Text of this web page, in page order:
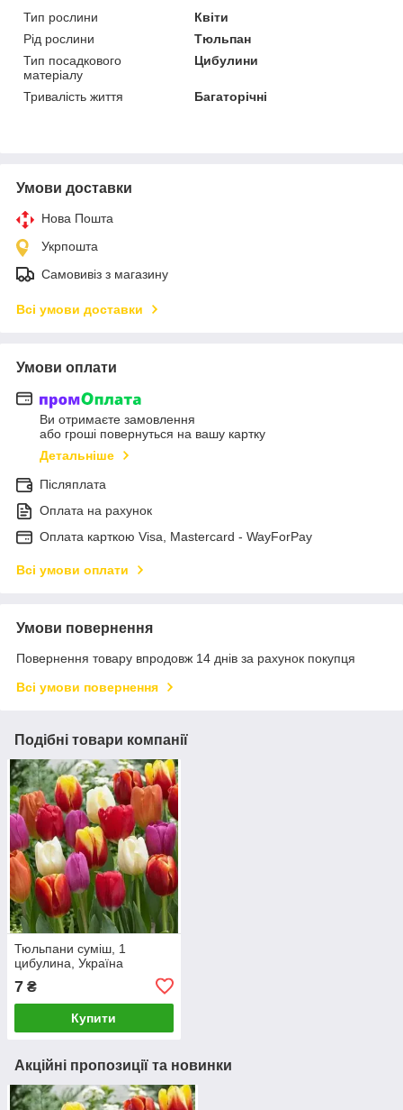
Тип рослини
Квіти
Рід рослини
Тюльпан
Тип посадкового
матеріалу
Цибулини
Тривалість життя Багаторічні
Умови доставки
Нова Пошта
Укрпошта
Самовивіз з магазину
Всі умови доставки
Умови оплати
Ви отримаєте замовлення
або гроші повернуться на вашу картку
Детальніше
Післяплата
Оплата на рахунок
Оплата карткою Visa, Mastercard - WayForPay
Всі умови оплати
Умови повернення
Повернення товару впродовж 14 днів за рахунок покупця
Всі умови повернення
Подібні товари компанії
Тюльпани суміш, 1
цибулина, Україна
7 ₴
Купити
Акційні пропозиції та новинки